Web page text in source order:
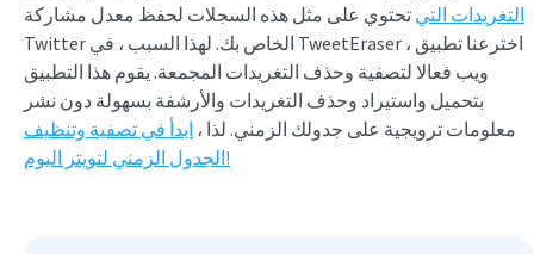
التغريدات التي تحتوي على مثل هذه السجلات لحفظ معدل مشاركة
Twitter الخاص بك. لهذا السبب ، في TweetEraser ، اخترعنا تطبيق
ويب فعالا لتصفية وحذف التغريدات المجمعة. يقوم هذا التطبيق
بتحميل واستيراد وحذف التغريدات والأرشفة بسهولة دون نشر
معلومات ترويجية على جدولك الزمني. لذا ، ابدأ في تصفية وتنظيف
الجدول الزمني لتويتر اليوم!